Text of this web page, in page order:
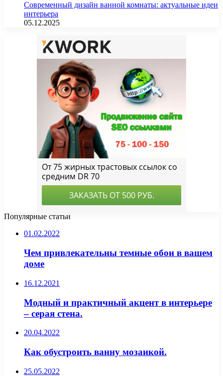
Современный дизайн ванной комнаты: актуальные идеи
интерьера
05.12.2025
Популярные статьи
01.02.2022
Чем привлекательны темные обои в вашем
доме
16.12.2021
Модный и практичный акцент в интерьере
– серая стена.
20.04.2022
Как обустроить ванну мозаикой.
25.05.2022